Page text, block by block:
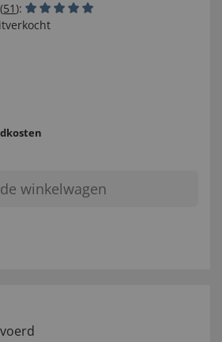
51):
winkelwagen